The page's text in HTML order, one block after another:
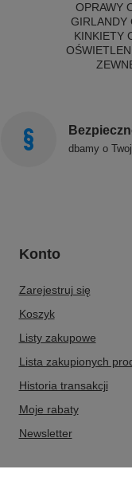
OPRAWY
GIRLANDY
KINKIETY
dbamy o
Konto
Zarejestruj się
Koszyk
Listy zakupowe
Lista zakupionych
Historia transakcji
Moje rabaty
Newsletter